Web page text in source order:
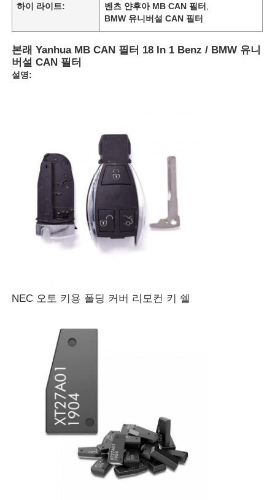
하이 라이트:
벤츠 얀후아 MB CAN 필터
BMW 유니버설 CAN 필터
본래 Yanhua MB CAN 필터 18 In 1 Benz / BMW 유니
버설 CAN 필터
설명:
NEC 오토 키용 폴딩 커버 리모컨 키 쉘